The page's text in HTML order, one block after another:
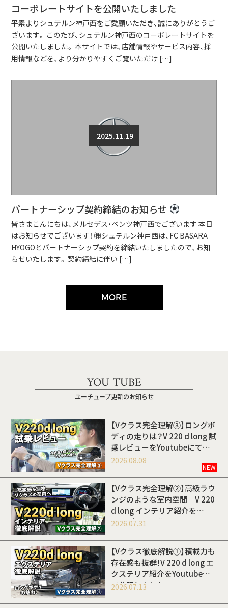
コーポレートサイトを公開いたしました
平素よりシュテルン神戸西をご愛顧いただき、誠にありがとうご
ざいます。 このたび、シュテルン神戸西のコーポレートサイトを
公開いたしました。 本サイトでは、店舗情報やサービス内容、採
用情報などを、より分かりやすくご覧いただけ […]
2025.11.19
パートナーシップ契約締結のお知らせ
皆さまこんにちは、メルセデス・ベンツ神戸西でございます 本日
はお知らせでございます！ ㈱シュテルン神戸西は、FC BASARA
HYOGOとパートナーシップ契約を締結いたしましたので、お知
らせいたします。 契約締結に伴い […]
MORE
YOU TUBE
ユーチューブ更新のお知らせ
【Vクラス完全理解③】ロングボ
ディの走りは？V 220 d long 試
乗レビューをYoutubeにて公
開しました
2026.08.08
NEW
【Vクラス完全理解②】高級ラウ
ンジのような室内空間｜V 220
d long インテリア紹介を
Youtubeにて公開しました
2026.07.31
【Vクラス徹底解説①】積載力も
存在感も抜群！V 220 d long エ
クステリア紹介をYoutubeに
て公開しました
2026.07.13